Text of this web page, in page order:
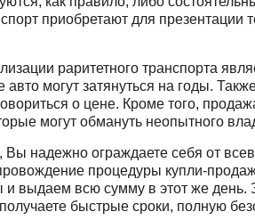
приобретают для презентации
раритетного транспорта
могут затянуться на годы.
о цене. Кроме того,
могут обмануть неопытного
надежно ограждаете себя от
процедуры купли-
выдаем всю сумму в этот же день.
быстрые сроки, полную